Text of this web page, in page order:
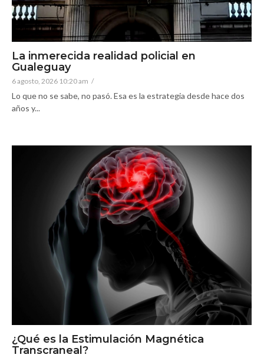
La inmerecida realidad policial en
Gualeguay
6 agosto, 2026 10:20 am /
Lo que no se sabe, no pasó. Esa es la estrategia desde hace dos
años y...
¿Qué es la Estimulación Magnética
Transcraneal?